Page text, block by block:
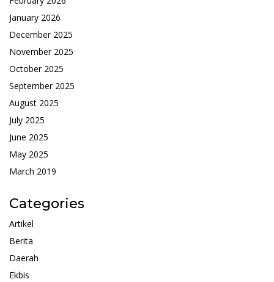
January 2026
December 2025
November 2025
October 2025
September 2025
August 2025
July 2025
June 2025
May 2025
March 2019
Categories
Artikel
Berita
Daerah
Ekbis